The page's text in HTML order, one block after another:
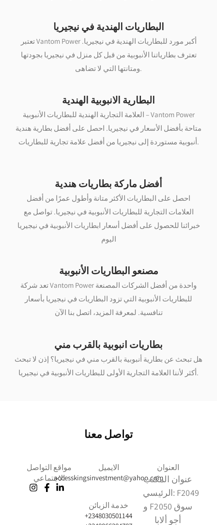
البطاريات الهندية في نيجيريا
تعتبر Vantom Power أكبر مورد للبطاريات الهندية في نيجيريا.
تعترف بطارياتنا الأنبوبية من قبل كل منزل في نيجيريا بجودتها
ومتانتها التي لا تضاهى.
البطارية الانبوبية الهندية
العلامة التجارية الهندية للبطاريات الأنبوبية – Vantom Power
متاحة بأفضل الأسعار في نيجيريا. احصل على أفضل بطارية هندية
أنبوبية مستوردة إلى نيجيريا من أفضل علامة تجارية للبطاريات.
أفضل ماركة بطاريات هندية
احصل على البطاريات الأكثر متانة وأطول عمرًا من أفضل
العلامات التجارية للبطاريات الأنبوبية في نيجيريا. تواصل مع
خبرائنا للحصول على أفضل أسعار ابطاريات الأنبوبية في نيجيريا
اليوم
مصنعو البطاريات الأنبوبية
تعد شركة Vantom Power واحدة من أفضل الشركات المصنعة
للبطاريات الأنبوبية التي تزود البطاريات في نيجيريا بأسعار
تنافسية. لمعرفة المزيد، اتصل بنا الآن
بطاريات انبوبية بالقرب مني
هل تبحث عن بطارية أنبوبية بالقرب مني في نيجيريا؟ إذن لا تبحث
أكثر لأننا العلامة التجارية الأولى للبطاريات الأنبوبية في نيجيريا.
تواصل معنا
مواقع التواصل
الاجتماعي
الايميل
accesskingsinvestment@yahoo.com
خدمة الزبائن
+2348030501144
العنوان
عنوان المكتب
الرئيسي: F2049
و F2050 سوق
أجو ألابا